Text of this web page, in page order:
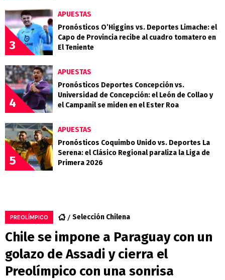
3
APUESTAS
Pronósticos O’Higgins vs. Deportes Limache: el
Capo de Provincia recibe al cuadro tomatero en
El Teniente
4
APUESTAS
Pronósticos Deportes Concepción vs.
Universidad de Concepción: el León de Collao y
el Campanil se miden en el Ester Roa
5
APUESTAS
Pronósticos Coquimbo Unido vs. Deportes La
Serena: el Clásico Regional paraliza la Liga de
Primera 2026
PREOLÍMPICO Selección Chilena
Chile se impone a Paraguay con un
golazo de Assadi y cierra el
Preolímpico con una sonrisa